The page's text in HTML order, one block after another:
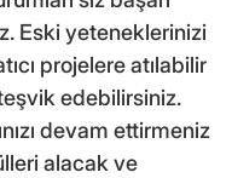
Eski yeteneklerinizi
projelere atılabilir
edebilirsiniz.
devam ettirmeniz
alacak ve